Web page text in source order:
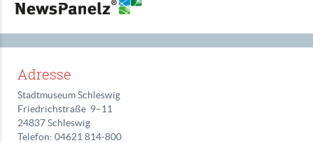
Adresse
Stadtmuseum Schleswig
Friedrichstraße 9–11
24837 Schleswig
Telefon: 04621 814‑800